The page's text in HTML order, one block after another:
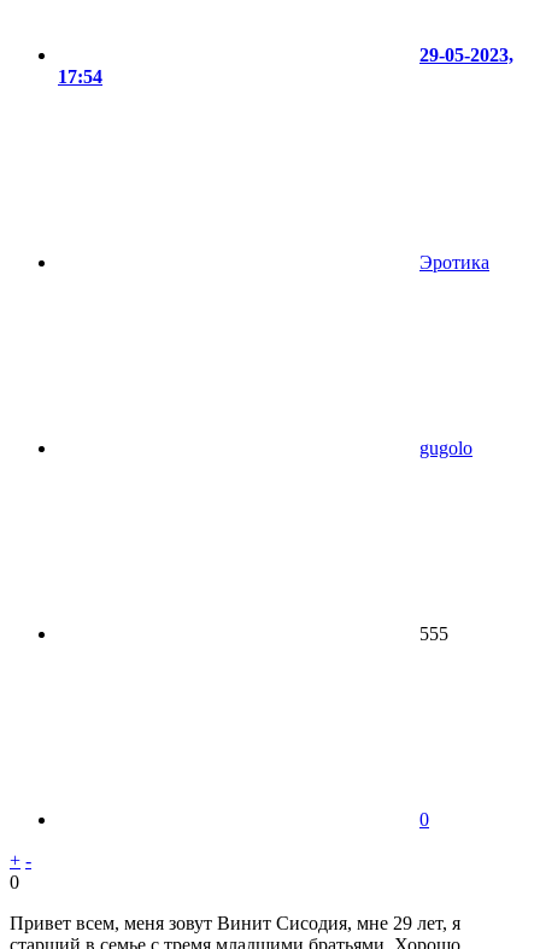
29-05-2023,
17:54
Эротика
gugolo
555
0
+ -
0
Привет всем, меня зовут Винит Сисодия, мне 29 лет, я
старший в семье с тремя младшими братьями. Хорошо